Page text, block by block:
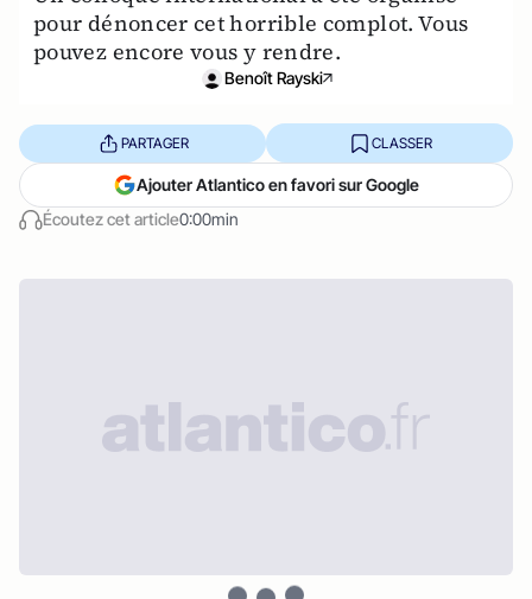
pour dénoncer cet horrible complot. Vous
pouvez encore vous y rendre.
Benoît Rayski
Écoutez cet article0:00min
PARTAGER CLASSER
Ajouter Atlantico en favori sur Google